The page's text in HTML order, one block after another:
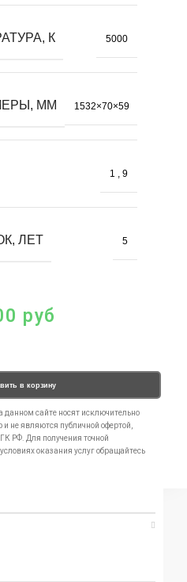
К 5000
ММ 1532×70×59
1 , 9
ЛЕТ 5
руб
в корзину
данном сайте носят исключительно
не являются публичной офертой,
РФ. Для получения точной
оказания услуг обращайтесь